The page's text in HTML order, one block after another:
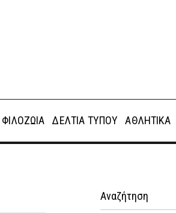
ΔΕΛΤΊΑ ΤΎΠΟΥ ΑΘΛΗΤΙΚΆ
Αναζήτηση